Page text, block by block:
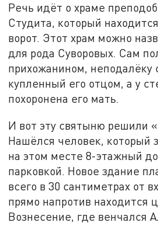
Речь идёт о храме
Студита, который
ворот. Этот храм можно
для рода Суворовых. Сам
прихожанином, неподалёку
купленный его отцом, а у
похоронена его мать.
И вот эту святыню решили
Нашёлся человек, который
на этом месте 8-этажный
парковкой. Новое здание
всего в 30 сантиметрах от
прямо напротив находится
Вознесение, где венчался